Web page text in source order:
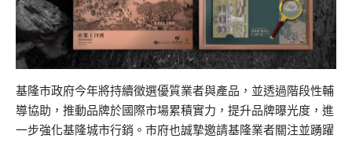
基隆市政府今年將持續徵選優質業者與產品，並透過階段性輔
導協助，推動品牌於國際市場累積實力，提升品牌曝光度，進
一步強化基隆城市行銷。市府也誠摯邀請基隆業者關注並踴躍